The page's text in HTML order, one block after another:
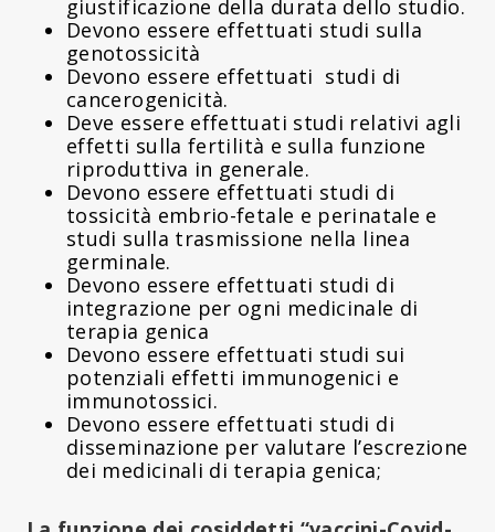
giustificazione della durata dello studio.
Devono essere effettuati studi sulla
genotossicità
Devono essere effettuati studi di
cancerogenicità.
Deve essere effettuati studi relativi agli
effetti sulla fertilità e sulla funzione
riproduttiva in generale.
Devono essere effettuati studi di
tossicità embrio-fetale e perinatale e
studi sulla trasmissione nella linea
germinale.
Devono essere effettuati studi di
integrazione per ogni medicinale di
terapia genica
Devono essere effettuati studi sui
potenziali effetti immunogenici e
immunotossici.
Devono essere effettuati studi di
disseminazione per valutare l’escrezione
dei medicinali di terapia genica;